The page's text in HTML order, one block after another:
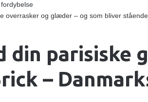
overrasker og glæder – og som bliver
din parisiske
–